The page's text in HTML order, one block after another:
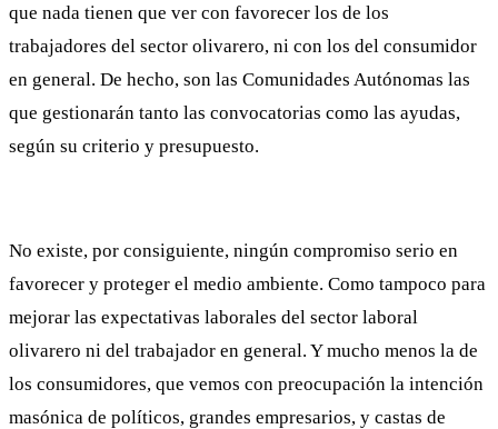
que nada tienen que ver con favorecer los de los
trabajadores del sector olivarero, ni con los del consumidor
en general. De hecho, son las Comunidades Autónomas las
que gestionarán tanto las convocatorias como las ayudas,
según su criterio y presupuesto.
No existe, por consiguiente, ningún compromiso serio en
favorecer y proteger el medio ambiente. Como tampoco para
mejorar las expectativas laborales del sector laboral
olivarero ni del trabajador en general. Y mucho menos la de
los consumidores, que vemos con preocupación la intención
masónica de políticos, grandes empresarios, y castas de